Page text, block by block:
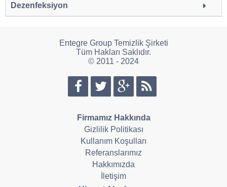
Dezenfeksiyon
Entegre Group Temizlik Şirketi
Tüm Hakları Saklıdır.
© 2011 - 2024
Firmamız Hakkında
Gizlilik Politikası
Kullanım Koşulları
Referanslarımız
Hakkımızda
İletişim